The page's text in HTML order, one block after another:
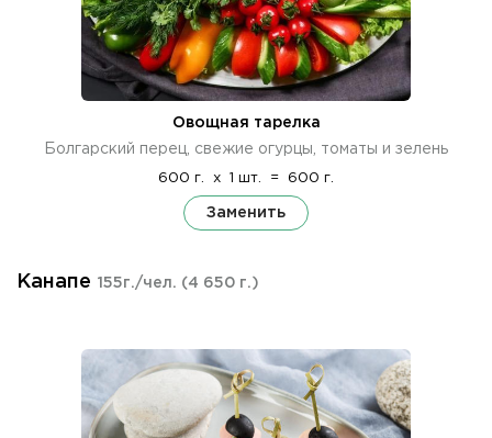
Овощная тарелка
Болгарский перец, свежие огурцы, томаты и зелень
600 г. x 1 шт. = 600 г.
Заменить
Канапе 155г./чел. (4 650 г.)